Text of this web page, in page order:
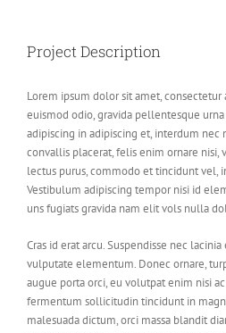
Project Description
Lorem ipsum dolor sit amet,
euismod odio, gravida pellentesque
adipiscing in adipiscing et, interdum nec
convallis placerat, felis enim ornare nisi,
lectus purus, commodo et tincidunt vel,
Vestibulum adipiscing tempor nisi id
uns fugiats gravida nam elit vols nulla
Cras id erat arcu. Suspendisse nec
vulputate elementum. Donec ornare,
augue porta orci, eu volutpat enim nisi
fermentum sollicitudin tincidunt in
malesuada dictum, orci massa blandit